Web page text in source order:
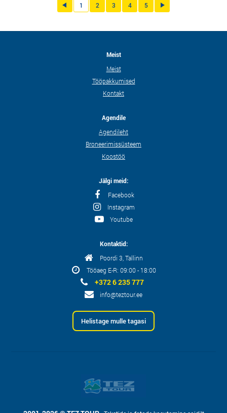
1 2 3 4 5
Meist
Meist
Tööpakkumised
Kontakt
Agendile
Agendileht
Broneerimissüsteem
Koostöö
Jälgi meid:
Facebook
Instagram
Youtube
Kontaktid:
Poordi 3, Tallinn
Tööaeg E-R: 09:00 - 18:00
+372 6 235 777
info@teztour.ee
Helistage mulle tagasi